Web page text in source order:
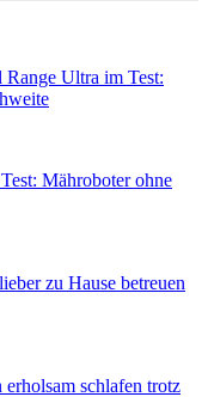
Ultra im Test:
Mähroboter ohne
zu Hause betreuen
schlafen trotz